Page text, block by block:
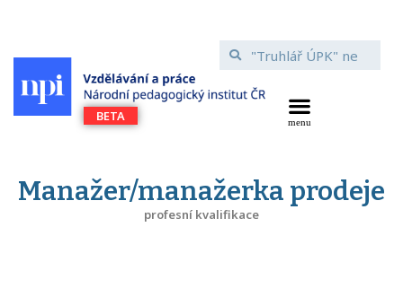
Manažer/manažerka prodeje
profesní kvalifikace